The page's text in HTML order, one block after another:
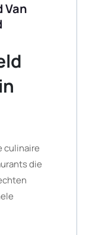
Van
culinaire
die